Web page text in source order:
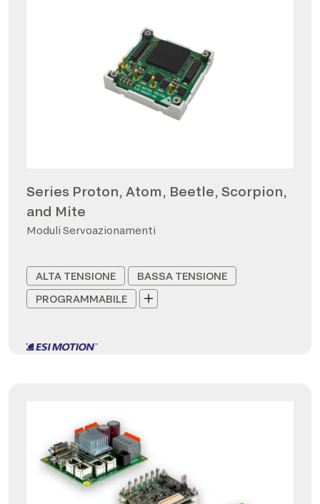
Series Proton, Atom, Beetle, Scorpion,
and Mite
Moduli Servoazionamenti
ALTA TENSIONE
BASSA TENSIONE
PROGRAMMABILE